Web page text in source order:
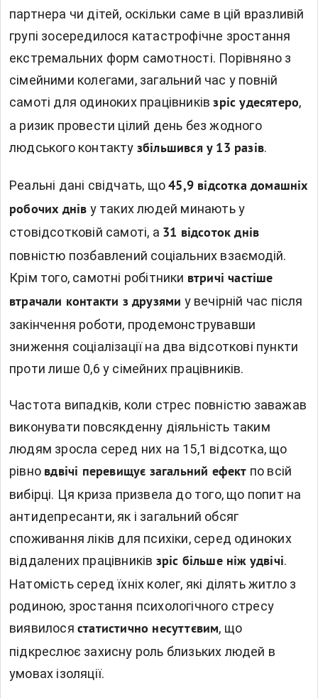
партнера чи дітей, оскільки саме в цій вразливій
групі зосередилося катастрофічне зростання
екстремальних форм самотності. Порівняно з
сімейними колегами, загальний час у повній
самоті для одиноких працівників зріс удесятеро,
а ризик провести цілий день без жодного
людського контакту збільшився у 13 разів.
Реальні дані свідчать, що45,9 відсотка домашніх
робочих днів у таких людей минають у
стовідсотковій самоті, а 31 відсоток днів
повністю позбавлений соціальних взаємодій.
Крім того, самотні робітники втричі частіше
втрачали контакти з друзями у вечірній час після
закінчення роботи, продемонструвавши
зниження соціалізації на два відсоткові пункти
проти лише 0,6 у сімейних працівників.
Частота випадків, коли стрес повністю заважав
виконувати повсякденну діяльність таким
людям зросла серед них на 15,1 відсотка, що
рівно вдвічі перевищує загальний ефект по всій
вибірці. Ця криза призвела до того, що попит на
антидепресанти, як і загальний обсяг
споживання ліків для психіки, серед одиноких
віддалених працівників зріс більше ніж удвічі.
Натомість серед їхніх колег, які ділять житло з
родиною, зростання психологічного стресу
виявилося статистично несуттєвим, що
підкреслює захисну роль близьких людей в
умовах ізоляції.